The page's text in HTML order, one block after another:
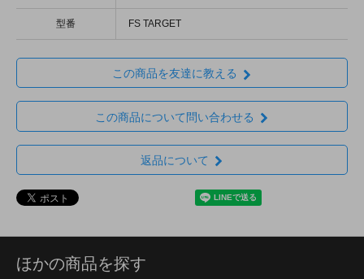
型番 FS TARGET
この商品を友達に教える
この商品について問い合わせる
返品について
ほかの商品を探す